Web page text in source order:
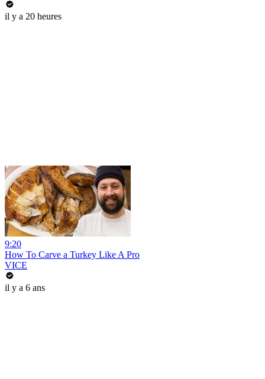
il y a 20 heures
9:20
How To Carve a Turkey Like A Pro
VICE
il y a 6 ans